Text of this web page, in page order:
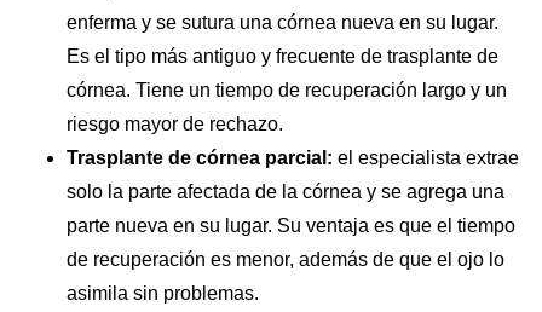
enferma y se sutura una córnea nueva en su lugar.
Es el tipo más antiguo y frecuente de trasplante de
córnea. Tiene un tiempo de recuperación largo y un
riesgo mayor de rechazo.
Trasplante de córnea parcial: el especialista extrae
solo la parte afectada de la córnea y se agrega una
parte nueva en su lugar. Su ventaja es que el tiempo
de recuperación es menor, además de que el ojo lo
asimila sin problemas.